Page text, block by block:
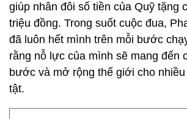
giúp nhân đôi số tiền của Quỹ tặng
triệu đồng. Trong suốt cuộc đua,
đã luôn hết mình trên mỗi bước
rằng nỗ lực của mình sẽ mang đến
bước và mở rộng thế giới cho
tật.